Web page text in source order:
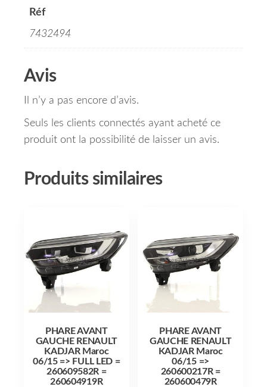
Réf
7432494
Avis
Il n’y a pas encore d’avis.
Seuls les clients connectés ayant acheté ce
produit ont la possibilité de laisser un avis.
Produits similaires
PHARE AVANT
GAUCHE RENAULT
KADJAR Maroc
06/15 => FULL LED =
260609582R =
260604919R
PHARE AVANT
GAUCHE RENAULT
KADJAR Maroc
06/15 =>
260600217R =
260600479R